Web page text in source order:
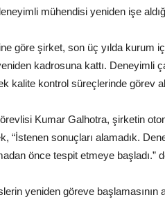
mühendisi yeniden işe
göre şirket, son üç yılda kurum
kadrosuna kattı. Deneyimli
kalite kontrol süreçlerinde görev
Kumar Galhotra, şirketin
“İstenen sonuçları alamadık.
önce tespit etmeye başladı.”
yeniden göreve başlamasının